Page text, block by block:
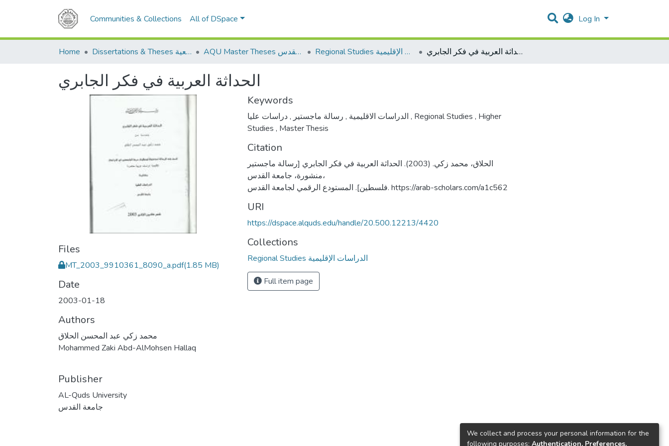
Communities & Collections All of DSpace Log In
Home Dissertations & Theses الرسائل الجامعية AQU Master Theses الرسائل الجامعية الخاصة بجامعة القدس Regional Studies الدراسات الإقليمية الحداثة العربية في فكر الجابري
الحداثة العربية في فكر الجابري
Files
MT_2003_9910361_8090_a.pdf(1.85 MB)
Date
2003-01-18
Authors
محمد زكي عبد المحسن الحلاق
Mohammed Zaki Abd-AlMohsen Hallaq
Publisher
AL-Quds University
جامعة القدس
Keywords
الدراسات الاقليمية , رسالة ماجستير , , Regional Studies , Higher
Studies , Master Thesis
Citation
الحلاق، محمد زكي. (2003). الحداثة العربية في فكر الجابري [رسالة ماجستير
منشورة، جامعة القدس،
فلسطين]. المستودع الرقمي لجامعة القدس. https://arab-scholars.com/a1c562
URI
https://dspace.alquds.edu/handle/20.500.12213/4420
Collections
Regional Studies الدراسات الإقليمية
Full item page
We collect and process your personal information for the
following purposes: Authentication, Preferences,